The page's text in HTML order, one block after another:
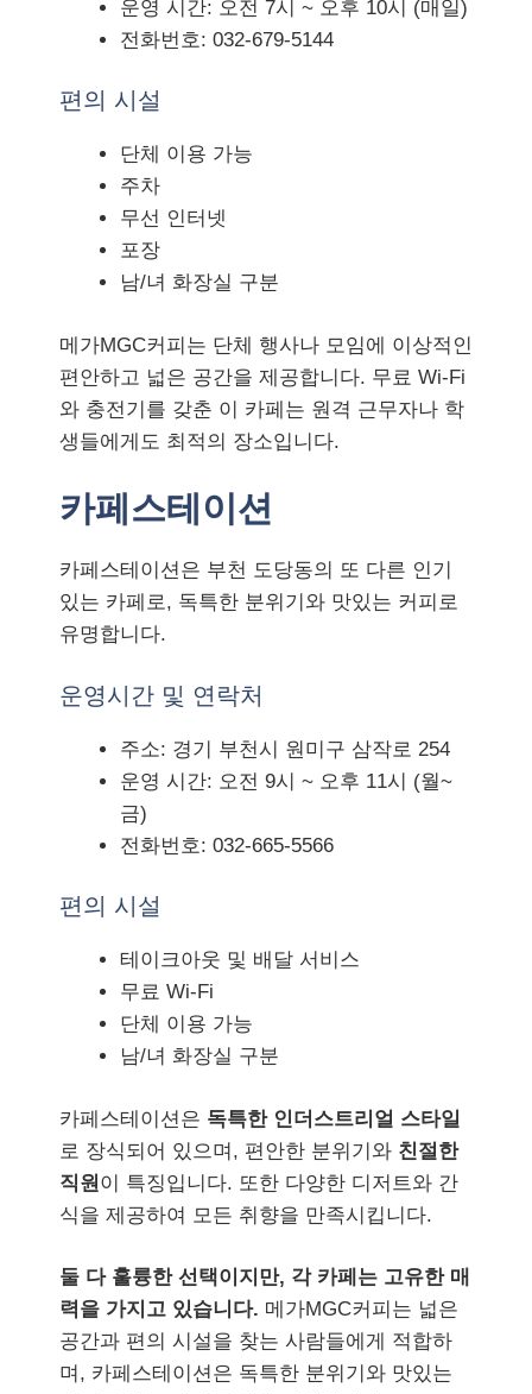
운영 시간: 오전 7시 ~ 오후 10시 (매일)
전화번호: 032-679-5144
편의 시설
단체 이용 가능
주차
무선 인터넷
포장
남/녀 화장실 구분
메가MGC커피는 단체 행사나 모임에 이상적인
편안하고 넓은 공간을 제공합니다. 무료 Wi-Fi
와 충전기를 갖춘 이 카페는 원격 근무자나 학
생들에게도 최적의 장소입니다.
카페스테이션
카페스테이션은 부천 도당동의 또 다른 인기
있는 카페로, 독특한 분위기와 맛있는 커피로
유명합니다.
운영시간 및 연락처
주소: 경기 부천시 원미구 삼작로 254
운영 시간: 오전 9시 ~ 오후 11시 (월~
금)
전화번호: 032-665-5566
편의 시설
테이크아웃 및 배달 서비스
무료 Wi-Fi
단체 이용 가능
남/녀 화장실 구분
카페스테이션은 독특한 인더스트리얼 스타일
로 장식되어 있으며, 편안한 분위기와 친절한
직원 이 특징입니다. 또한 다양한 디저트와 간
식을 제공하여 모든 취향을 만족시킵니다.
둘 다 훌륭한 선택이지만, 각 카페는 고유한 매
력을 가지고 있습니다. 메가MGC커피는 넓은
공간과 편의 시설을 찾는 사람들에게 적합하
며, 카페스테이션은 독특한 분위기와 맛있는